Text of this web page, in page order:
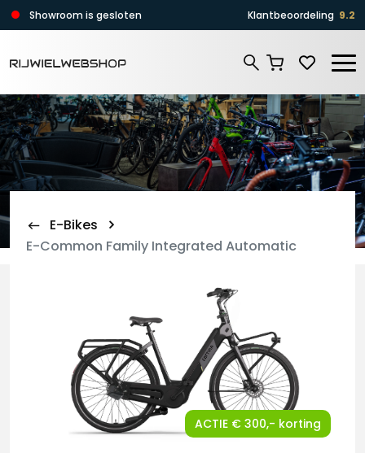
Zoeken
Showroom is gesloten Klantbeoordeling 9.2
E-Bikes
E-Common Family Integrated Automatic
ACTIE € 300,- korting